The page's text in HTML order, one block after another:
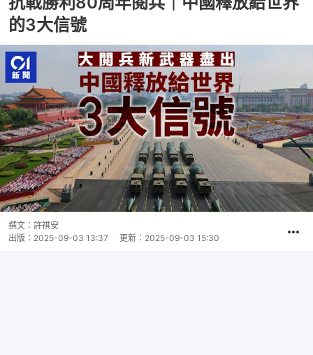
的3大信號
撰文： 許祺安
出版： 2025-09-03 13:37 更新： 2025-09-03 15:30